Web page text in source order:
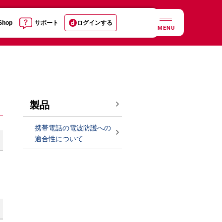
サポート ログインする
MENU
製品
携帯電話の電波防護への
適合性について